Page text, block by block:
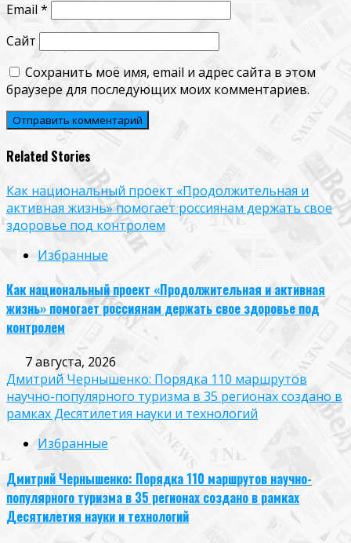
Email*
Сайт
Сохранить моё имя, email и адрес сайта в этом
браузере для последующих моих комментариев.
Related Stories
Как национальный проект «Продолжительная и
активная жизнь» помогает россиянам держать свое
здоровье под контролем
Избранные
Как национальный проект «Продолжительная и активная
жизнь» помогает россиянам держать свое здоровье под
контролем
7 августа, 2026
Дмитрий Чернышенко: Порядка 110 маршрутов
научно-популярного туризма в 35 регионах создано в
рамках Десятилетия науки и технологий
Избранные
Дмитрий Чернышенко: Порядка 110 маршрутов научно-
популярного туризма в 35 регионах создано в рамках
Десятилетия науки и технологий